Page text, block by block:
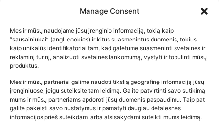
Manage Consent
Mes ir mūsų naudojame jūsų įrenginio informaciją, tokią kaip
“sausainiukai” (angl. cookies) ir kitus suasmenintus duomenis, tokius
kaip unikalūs identifikatoriai tam, kad galėtume suasmeninti svetainės ir
reklaminį turinį, analizuoti svetainės lankomumą, vystyti ir tobulinti mūsų
produktus.
Mes ir mūsų partneriai galime naudoti tikslią geografinę informaciją jūsų
įrenginiuose, jeigu suteiksite tam leidimą. Galite patvirtinti savo sutikimą
mums ir mūsų partneriams apdoroti jūsų duomenis paspaudimu. Taip pat
galite pakeisti savo nustatymus ir pamatyti daugiau detalesnės
informacijos prieš suteikdami arba atsisakydami suteikti mums leidimą.